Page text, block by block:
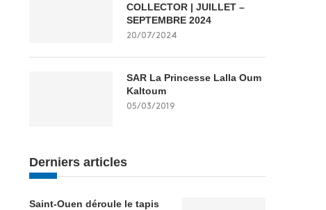
COLLECTOR | JUILLET –
SEPTEMBRE 2024
20/07/2024
SAR La Princesse Lalla Oum
Kaltoum
05/03/2019
Derniers articles
Saint-Ouen déroule le tapis